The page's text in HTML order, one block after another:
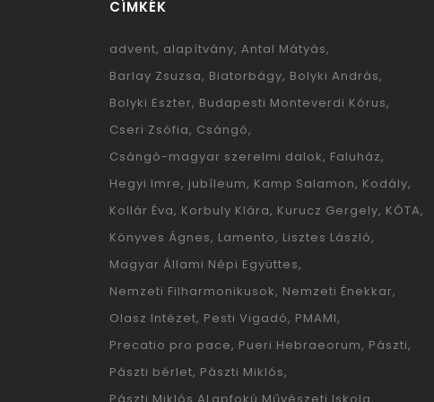
CÍMKÉK
advent alapítvány Antal Mátyás
Barlay Zsuzsa Biatorbágy Bolyki András
Bolyki Eszter Budapesti Monteverdi Kórus
Cseri Zsófia Csángó
Csángó-magyar szerelmi dalok Faluház
Hegyi Imre jubíleum Kamp Salamon Kodály
Kollár Éva Korbuly Klára Kurucz Gergely KÓTA
Könyves Ágnes Lamento Lisztes László
Magyar Állami Népi Együttes
Nemzeti Filharmonikusok Nemzeti Énekkar
Olasz Intézet Pesti Vigadó PMAMI
Precatio pro pace Pueri Hebraeorum Pászti
Pászti bérlet Pászti Miklós